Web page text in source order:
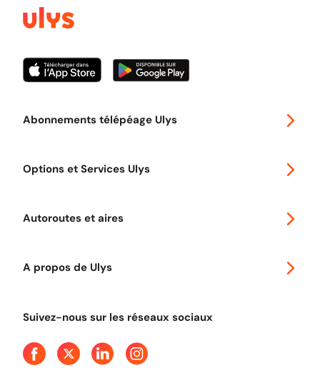
Abonnements télépéage Ulys
Options et Services Ulys
Autoroutes et aires
A propos de Ulys
Presse
Suivez-nous sur les réseaux sociaux